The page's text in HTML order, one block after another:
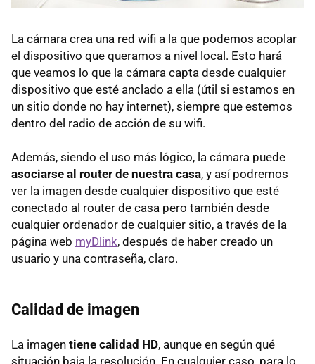
La cámara crea una red wifi a la que podemos acoplar
el dispositivo que queramos a nivel local. Esto hará
que veamos lo que la cámara capta desde cualquier
dispositivo que esté anclado a ella (útil si estamos en
un sitio donde no hay internet), siempre que estemos
dentro del radio de acción de su wifi.
Además, siendo el uso más lógico, la cámara puede
asociarse al router de nuestra casa, y así podremos
ver la imagen desde cualquier dispositivo que esté
conectado al router de casa pero también desde
cualquier ordenador de cualquier sitio, a través de la
página web myDlink, después de haber creado un
usuario y una contraseña, claro.
Calidad de imagen
La imagen tiene calidad HD, aunque en según qué
situación baja la resolución. En cualquier caso, para lo